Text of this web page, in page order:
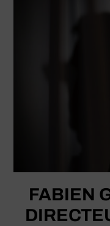
FABIEN